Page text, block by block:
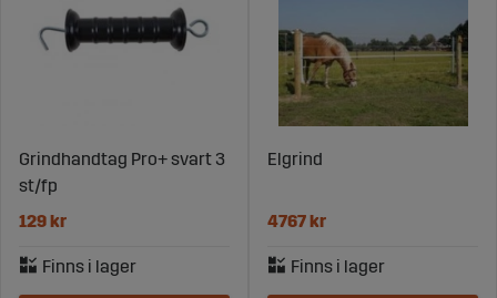
Grindhandtag Pro+ svart 3
st/fp
129 kr
Elgrind
4767 kr